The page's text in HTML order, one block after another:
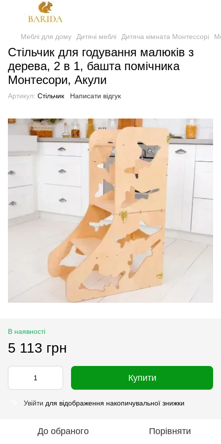
Меблі для дому Дитячі меблі Дитяча кімната Монтессорі
Стільчик для годування малюків з
дерева, 2 в 1, башта помічника
Монтесори, Акули
Артикул: Стільчик Написати відгук
В наявності
5 113 грн
Купити
Увійти для відображення накопичувальної знижки
До обраного Порівняти